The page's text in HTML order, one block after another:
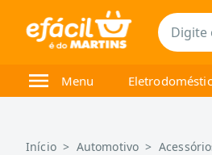
Menu
Início > Automotivo >